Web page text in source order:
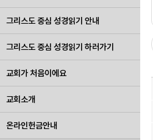
그리스도 중심 성경읽기 안내
그리스도 중심 성경읽기 하러가기
교회가 처음이에요
교회소개
온라인헌금안내